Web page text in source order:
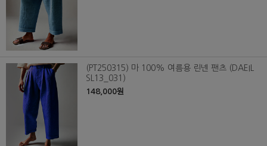
(PT250315) 마 100% 여름용 린넨 팬츠 (DAEIL
SL13_031)
148,000원